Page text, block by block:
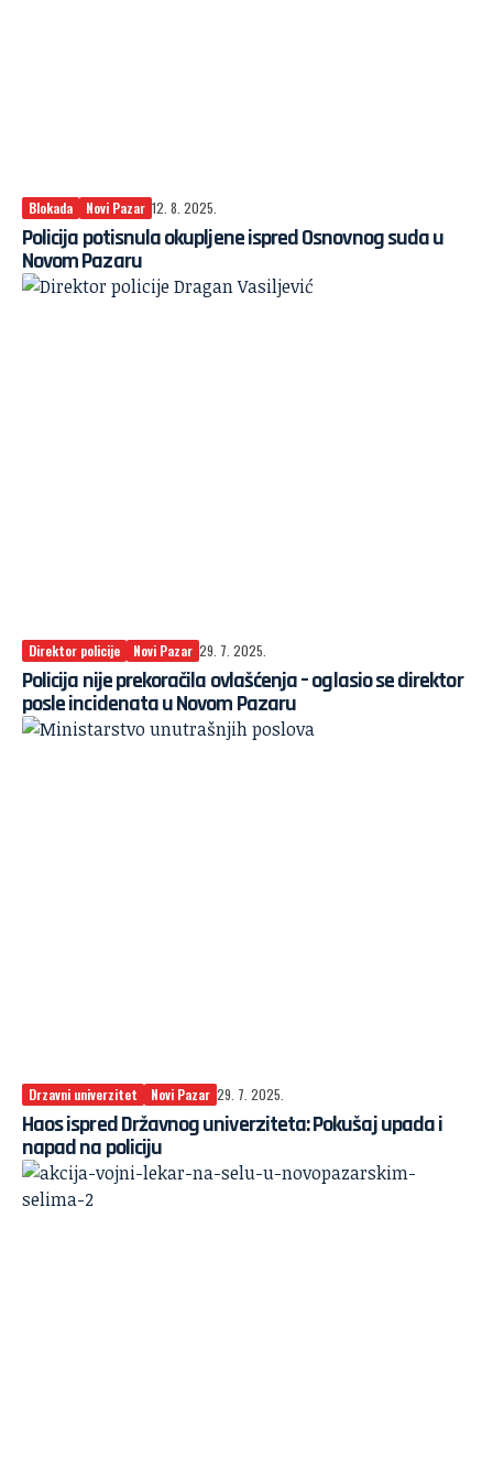
Blokada Novi Pazar 12. 8. 2025.
Policija potisnula okupljene ispred Osnovnog suda u
Novom Pazaru
Direktor policije Novi Pazar 29. 7. 2025.
Policija nije prekoračila ovlašćenja – oglasio se direktor
posle incidenata u Novom Pazaru
Drzavni univerzitet Novi Pazar 29. 7. 2025.
Haos ispred Državnog univerziteta: Pokušaj upada i
napad na policiju